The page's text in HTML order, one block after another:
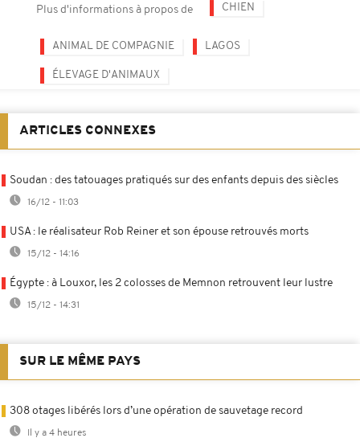
Plus d'informations à propos de CHIEN
ANIMAL DE COMPAGNIE LAGOS
ÉLEVAGE D'ANIMAUX
ARTICLES CONNEXES
Soudan : des tatouages pratiqués sur des enfants depuis des siècles
16/12 - 11:03
USA : le réalisateur Rob Reiner et son épouse retrouvés morts
15/12 - 14:16
Égypte : à Louxor, les 2 colosses de Memnon retrouvent leur lustre
15/12 - 14:31
SUR LE MÊME PAYS
308 otages libérés lors d’une opération de sauvetage record
Il y a 4 heures